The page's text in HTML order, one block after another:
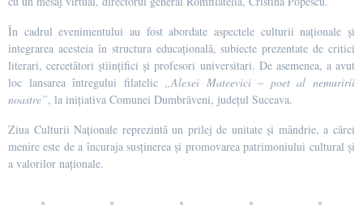
În cadrul evenimentului au fost abordate aspectele culturii naționale și
integrarea acesteia în structura educațională, subiecte prezentate de critici
literari, cercetători științifici și profesori universitari. De asemenea, a avut
loc lansarea întregului filatelic „Alexei Mateevici – poet al nemuririi
noastre”, la inițiativa Comunei Dumbrăveni, județul Suceava.
Ziua Culturii Naționale reprezintă un prilej de unitate și mândrie, a cărei
menire este de a încuraja susținerea și promovarea patrimoniului cultural și
a valorilor naționale.